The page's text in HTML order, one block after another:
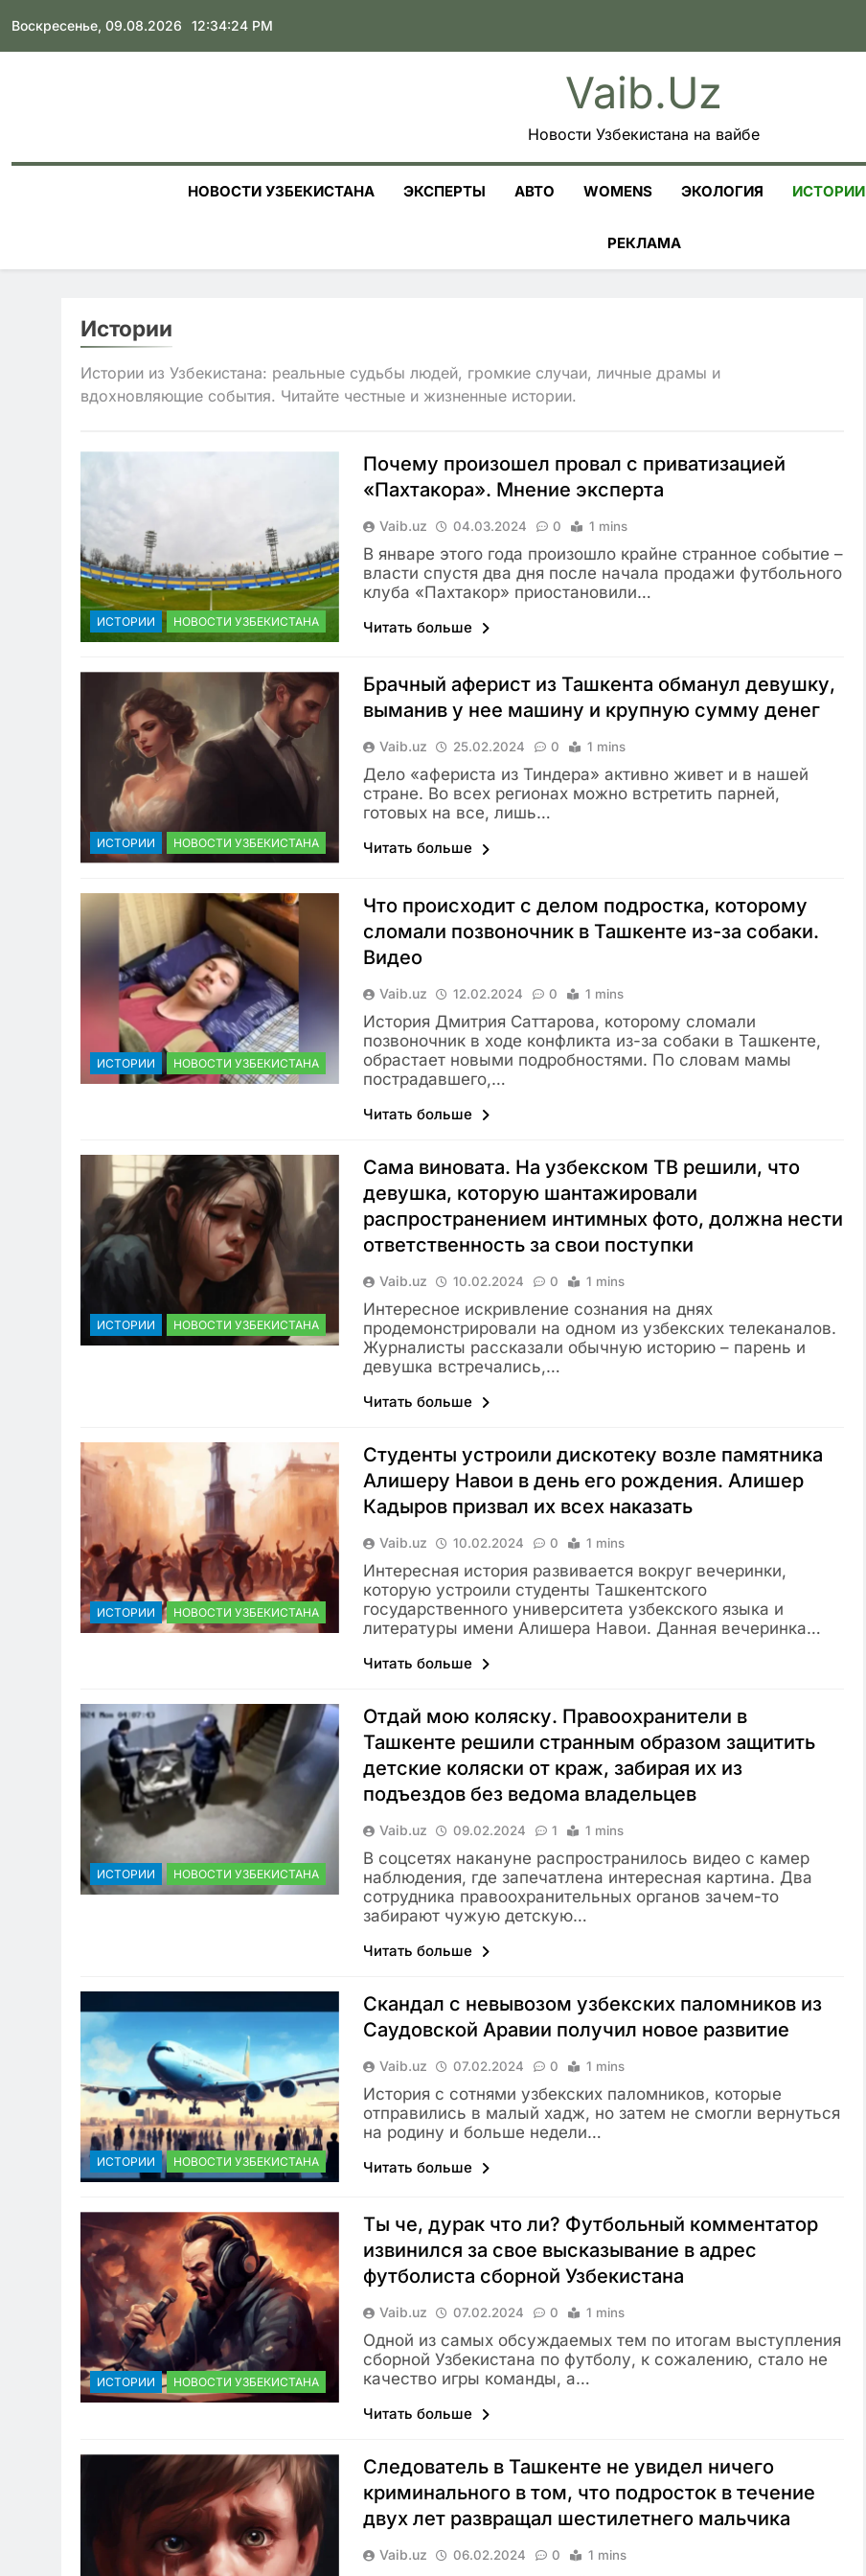
to
content
Воскресенье, 09.08.2026 12:34:25 PM
Vaib.uz
Новости Узбекистана на вайбе
НОВОСТИ УЗБЕКИСТАНА ЭКСПЕРТЫ АВТО WOMENS ЭКОЛОГИЯ ИСТОРИИ
РЕКЛАМА
Истории
Истории из Узбекистана: реальные судьбы людей, громкие случаи, личные драмы и
вдохновляющие события. Читайте честные и жизненные истории.
ИСТОРИИ НОВОСТИ УЗБЕКИСТАНА
Почему произошел провал с приватизацией
«Пахтакора». Мнение эксперта
Vaib.uz 04.03.2024 0 1 mins
В январе этого года произошло крайне странное событие –
власти спустя два дня после начала продажи футбольного
клуба «Пахтакор» приостановили…
Читать больше
ИСТОРИИ НОВОСТИ УЗБЕКИСТАНА
Брачный аферист из Ташкента обманул девушку,
выманив у нее машину и крупную сумму денег
Vaib.uz 25.02.2024 0 1 mins
Дело «афериста из Тиндера» активно живет и в нашей
стране. Во всех регионах можно встретить парней,
готовых на все, лишь…
Читать больше
ИСТОРИИ НОВОСТИ УЗБЕКИСТАНА
Что происходит с делом подростка, которому
сломали позвоночник в Ташкенте из-за собаки.
Видео
Vaib.uz 12.02.2024 0 1 mins
История Дмитрия Саттарова, которому сломали
позвоночник в ходе конфликта из-за собаки в Ташкенте,
обрастает новыми подробностями. По словам мамы
пострадавшего,…
Читать больше
ИСТОРИИ НОВОСТИ УЗБЕКИСТАНА
Сама виновата. На узбекском ТВ решили, что
девушка, которую шантажировали
распространением интимных фото, должна нести
ответственность за свои поступки
Vaib.uz 10.02.2024 0 1 mins
Интересное искривление сознания на днях
продемонстрировали на одном из узбекских телеканалов.
Журналисты рассказали обычную историю – парень и
девушка встречались,…
Читать больше
ИСТОРИИ НОВОСТИ УЗБЕКИСТАНА
Студенты устроили дискотеку возле памятника
Алишеру Навои в день его рождения. Алишер
Кадыров призвал их всех наказать
Vaib.uz 10.02.2024 0 1 mins
Интересная история развивается вокруг вечеринки,
которую устроили студенты Ташкентского
государственного университета узбекского языка и
литературы имени Алишера Навои. Данная вечеринка…
Читать больше
ИСТОРИИ НОВОСТИ УЗБЕКИСТАНА
Отдай мою коляску. Правоохранители в
Ташкенте решили странным образом защитить
детские коляски от краж, забирая их из
подъездов без ведома владельцев
Vaib.uz 09.02.2024 1 1 mins
В соцсетях накануне распространилось видео с камер
наблюдения, где запечатлена интересная картина. Два
сотрудника правоохранительных органов зачем-то
забирают чужую детскую…
Читать больше
ИСТОРИИ НОВОСТИ УЗБЕКИСТАНА
Скандал с невывозом узбекских паломников из
Саудовской Аравии получил новое развитие
Vaib.uz 07.02.2024 0 1 mins
История с сотнями узбекских паломников, которые
отправились в малый хадж, но затем не смогли вернуться
на родину и больше недели…
Читать больше
ИСТОРИИ НОВОСТИ УЗБЕКИСТАНА
Ты че, дурак что ли? Футбольный комментатор
извинился за свое высказывание в адрес
футболиста сборной Узбекистана
Vaib.uz 07.02.2024 0 1 mins
Одной из самых обсуждаемых тем по итогам выступления
сборной Узбекистана по футболу, к сожалению, стало не
качество игры команды, а…
Читать больше
Следователь в Ташкенте не увидел ничего
криминального в том, что подросток в течение
двух лет развращал шестилетнего мальчика
Vaib.uz 06.02.2024 0 1 mins